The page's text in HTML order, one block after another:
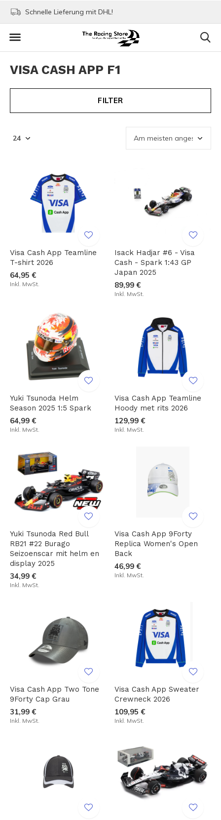
Schnelle Lieferung mit DHL!
VISA CASH APP F1
FILTER
Visa Cash App Teamline
T-shirt 2026
64,95 €
Inkl. MwSt.
Isack Hadjar #6 - Visa
Cash - Spark 1:43 GP
Japan 2025
89,99 €
Inkl. MwSt.
Yuki Tsunoda Helm
Season 2025 1:5 Spark
64,99 €
Inkl. MwSt.
Visa Cash App Teamline
Hoody met rits 2026
129,99 €
Inkl. MwSt.
Yuki Tsunoda Red Bull
RB21 #22 Burago
Seizoenscar mit helm en
display 2025
34,99 €
Inkl. MwSt.
Visa Cash App 9Forty
Replica Women's Open
Back
46,99 €
Inkl. MwSt.
Visa Cash App Two Tone
9Forty Cap Grau
31,99 €
Inkl. MwSt.
Visa Cash App Sweater
Crewneck 2026
109,95 €
Inkl. MwSt.